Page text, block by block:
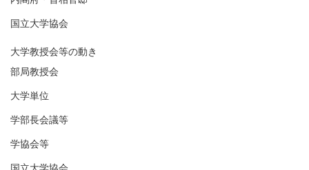
国立大学協会
大学教授会等の動き
部局教授会
大学単位
学部長会議等
学協会等